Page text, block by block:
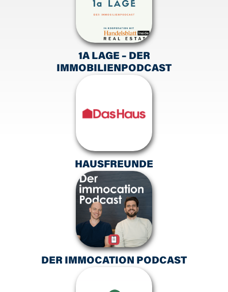
1A LAGE – DER
IMMOBILIENPODCAST
HAUSFREUNDE
DER IMMOCATION PODCAST